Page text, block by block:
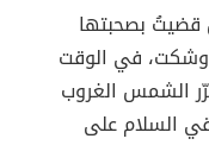
بصحبتها
في الوقت
الشمس الغروب
السلام على